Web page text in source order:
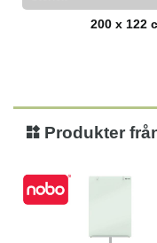
200 x 122
Produkter